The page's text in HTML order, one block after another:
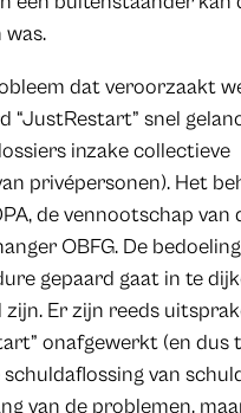
dat veroorzaakt
snel
inzake collectieve
privépersonen). Het
de vennootschap van
OBFG. De
gepaard gaat in te
Er zijn reeds
onafgewerkt (en dus
van
van de problemen,